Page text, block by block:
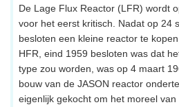
De Lage Flux Reactor (LFR) wordt
voor het eerst kritisch. Nadat op 24
besloten een kleine reactor te
HFR, eind 1959 besloten was dat
type zou worden, was op 4 maart
bouw van de JASON reactor
eigenlijk gekocht om het moreel